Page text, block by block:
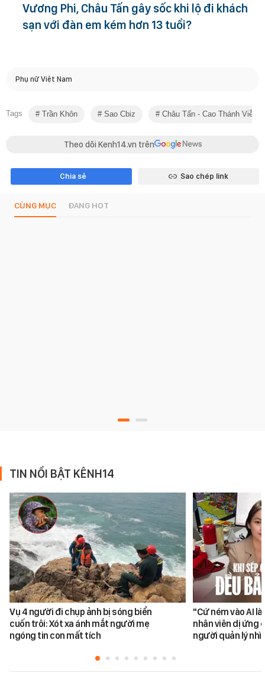
Vương Phi, Châu Tấn gây sốc khi lộ đi khách
sạn với đàn em kém hơn 13 tuổi?
Phụ nữ Việt Nam
Tags Trần Khôn Sao Cbiz Châu Tấn - Cao Thánh Viễn
Theo dõi Kenh14.vn trên
Chia sẻ Sao chép link
CÙNG MỤC ĐANG HOT
TIN NỔI BẬT KÊNH14
Vụ 4 người đi chụp ảnh bị sóng biển
cuốn trôi: Xót xa ánh mắt người mẹ
ngóng tin con mất tích
"Cứ ném vào AI
nhân viên dị ứng
người quản lý